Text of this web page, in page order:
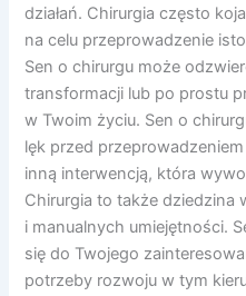
działań. Chirurgia często
na celu przeprowadzenie
Sen o chirurgu może
transformacji lub po prostu
w Twoim życiu. Sen o
lęk przed
inną interwencją, która
Chirurgia to także dziedzina
i manualnych umiejętności.
się do Twojego
potrzeby rozwoju w tym